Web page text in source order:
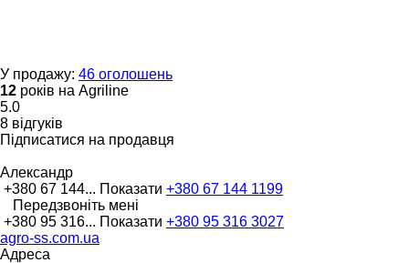
У продажу: 46 оголошень
12 років на Agriline
5.0
8 відгуків
Підписатися на продавця
Александр
+380 67 144... Показати +380 67 144 1199
Передзвоніть мені
+380 95 316... Показати +380 95 316 3027
agro-ss.com.ua
Адреса